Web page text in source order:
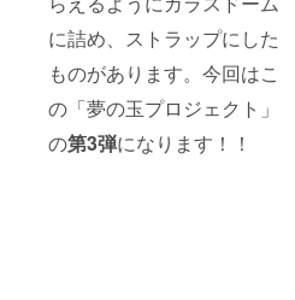
に詰め、ストラップにした
ものがあります。今回はこ
の「夢の玉プロジェクト」
の第3弾になります！！